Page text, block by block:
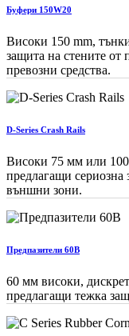
Буфери 150W20
Високи 150 mm,
защита на стените
превозни средства.
D-Series Crash Rails
Високи 75 мм или
предлагащи
външни зони.
Предпазители 60B
60 мм високи,
предлагащи тежка